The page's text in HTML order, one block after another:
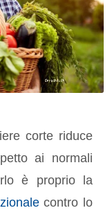
corte riduce
ai normali
è proprio la
contro lo